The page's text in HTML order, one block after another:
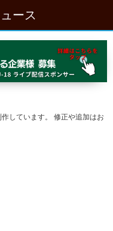
ース
しています。 修正や追加はお